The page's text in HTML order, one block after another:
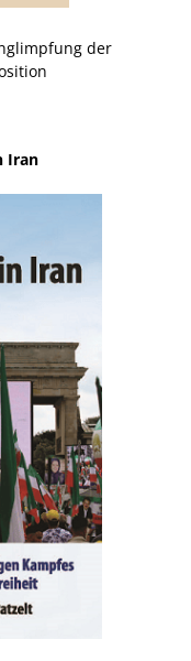
der
Iran